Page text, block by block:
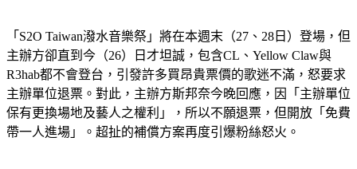
「S2O Taiwan潑水音樂祭」將在本週末（27、28日）登場，但
主辦方卻直到今（26）日才坦誠，包含CL、Yellow Claw與
R3hab都不會登台，引發許多買昂貴票價的歌迷不滿，怒要求
主辦單位退票。對此，主辦方斯邦奈今晚回應，因「主辦單位
保有更換場地及藝人之權利」，所以不願退票，但開放「免費
帶一人進場」。超扯的補償方案再度引爆粉絲怒火。